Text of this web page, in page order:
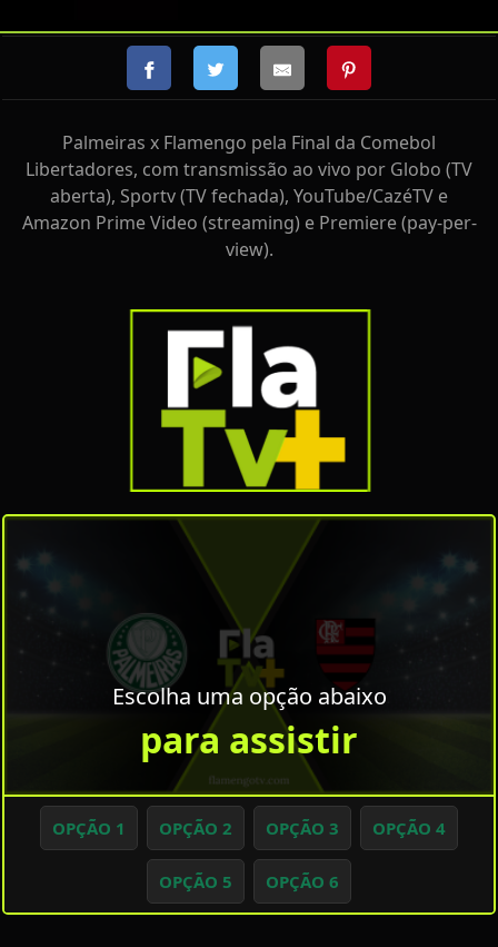
Palmeiras x Flamengo pela Final da Comebol
Libertadores, com transmissão ao vivo por Globo (TV
aberta), Sportv (TV fechada), YouTube/CazéTV e
Amazon Prime Video (streaming) e Premiere (pay-per-
view).
Escolha uma opção abaixo
para assistir
OPÇÃO 1 OPÇÃO 2 OPÇÃO 3 OPÇÃO 4
OPÇÃO 5 OPÇÃO 6